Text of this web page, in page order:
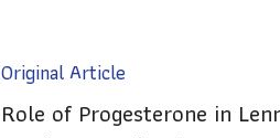
Original Article
Role of Progesterone in